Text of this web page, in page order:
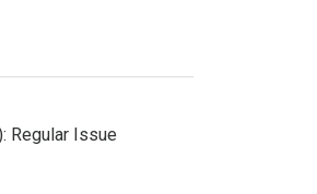
Regular Issue